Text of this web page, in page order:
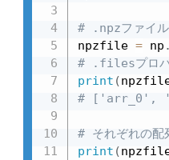
# .npzファイル
npzfile = np .
# .filesプロパ
print (
# ['arr_0',
# それぞれの配
print (